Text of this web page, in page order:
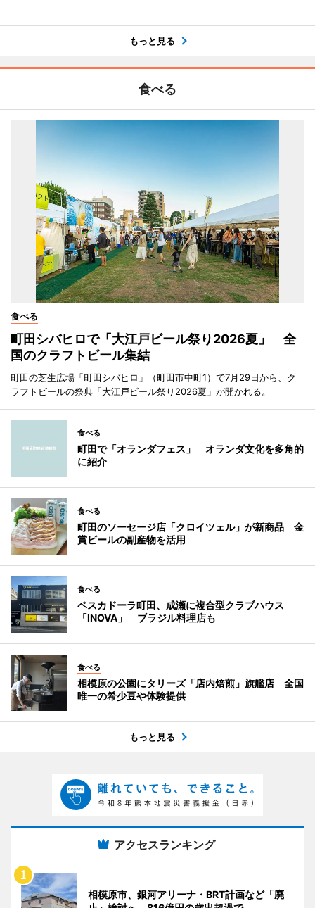
もっと見る
食べる
食べる
町田シバヒロで「大江戸ビール祭り2026夏」 全
国のクラフトビール集結
町田の芝生広場「町田シバヒロ」（町田市中町1）で7月29日から、ク
ラフトビールの祭典「大江戸ビール祭り2026夏」が開かれる。
食べる
町田で「オランダフェス」 オランダ文化を多角的
に紹介
食べる
町田のソーセージ店「クロイツェル」が新商品 金
賞ビールの副産物を活用
食べる
ペスカドーラ町田、成瀬に複合型クラブハウス
「INOVA」 ブラジル料理店も
食べる
相模原の公園にタリーズ「店内焙煎」旗艦店 全国
唯一の希少豆や体験提供
もっと見る
アクセスランキング
相模原市、銀河アリーナ・BRT計画など「廃